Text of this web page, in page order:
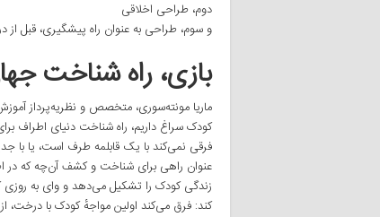
دوم، طراحی اخلاقی
و سوم، طراحی به عنوان راه پیشگیری، قبل از
بازی، راه شناخت
ماریا مونته‌سوری، متخصص و نظریه‌پرداز
کودک سراغ داریم، راه شناخت دنیای اطراف
فرقی نمی‌کند با یک قابلمه طرف است، یا با
عنوان راهی برای شناخت و کشف آن‌چه که در
زندگی کودک را تشکیل می‌دهد و وای به
کند: فرق می‌کند اولین مواجهٔ کودک با درخت،